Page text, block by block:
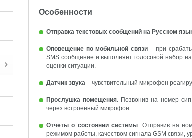
Особенности
Отправка текстовых сообщений на Русском
Оповещение по мобильной связи – при
SMS сообщение и выполняет голосовой набор
оценки ситуации.
Датчик звука – чувствительный микрофон
Прослушка помещения. Позвонив на номер
через встроенный микрофон.
Отчеты о состоянии системы. Отправив на
режимом работы, качеством сигнала GSM связи,